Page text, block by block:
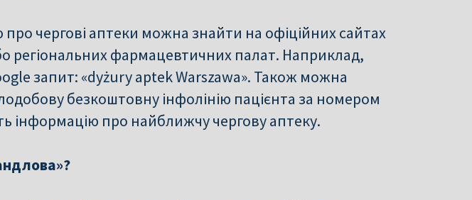
чергові аптеки можна знайти на офіційних сайтах
регіональних фармацевтичних палат. Наприклад,
запит: «dyżury aptek Warszawa». Також можна
безкоштовну інфолінію пацієнта за номером
інформацію про найближчу чергову аптеку.